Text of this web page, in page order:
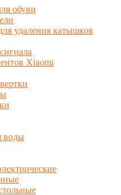
обуви
удаления катышков
Xiaomi
воды